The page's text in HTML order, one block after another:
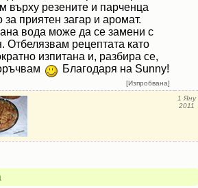
върху резените и парченца
за приятен загар и аромат.
вода може да се замени с
Отбелязвам рецептата като
изпитана и, разбира се,
Благодаря на Sunny!
[Изпробвана]
1 Яну
2011